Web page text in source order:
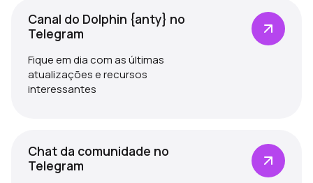
Canal do Dolphin {anty} no
Telegram
Fique em dia com as últimas
atualizações e recursos
interessantes
Chat da comunidade no
Telegram